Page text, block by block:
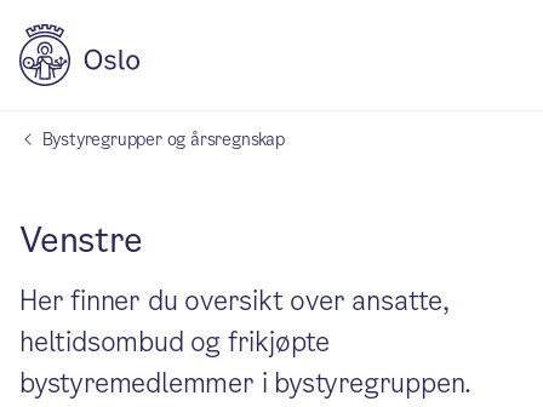
Bystyregrupper og årsregnskap
Venstre
Her finner du oversikt over ansatte,
heltidsombud og frikjøpte
bystyremedlemmer i bystyregruppen.